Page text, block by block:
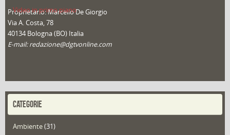
Video in primo piano
Proprietario: Marcello De Giorgio
Via A. Costa, 78
40134 Bologna (BO) Italia
E-mail: redazione@dgtvonline.com
CATEGORIE
Ambiente(31)